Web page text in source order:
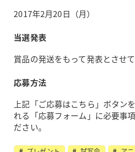
2017年2月20日（月）
当選発表
賞品の発送をもって発表とさせて
応募方法
上記「ご応募はこちら」ボタン
れる「応募フォーム」に必要事
ださい。